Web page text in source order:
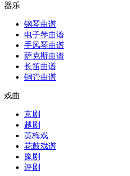
器乐
钢琴曲谱
电子琴曲谱
手风琴曲谱
萨克斯曲谱
长笛曲谱
铜管曲谱
戏曲
京剧
越剧
黄梅戏
花鼓戏谱
豫剧
评剧